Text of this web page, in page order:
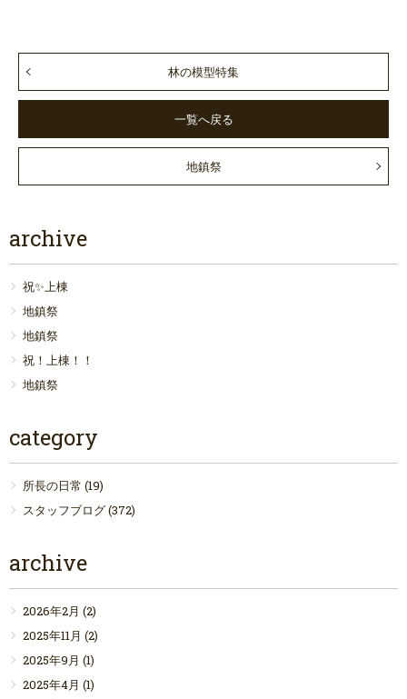
林の模型特集
一覧へ戻る
地鎮祭
archive
祝✨上棟
地鎮祭
地鎮祭
祝！上棟！！
地鎮祭
category
所長の日常 (19)
スタッフブログ(372)
archive
2026年2月 (2)
2025年11月 (2)
2025年9月 (1)
2025年4月 (1)